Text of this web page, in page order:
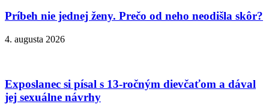
Príbeh nie jednej ženy. Prečo od neho neodišla skôr?
4. augusta 2026
Exposlanec si písal s 13-ročným dievčaťom a dával
jej sexuálne návrhy